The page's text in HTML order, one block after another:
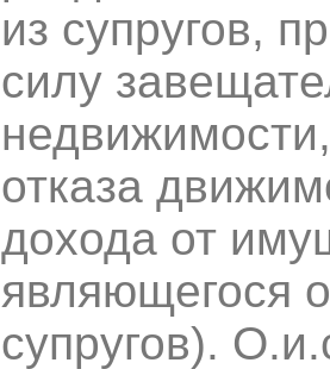
из супругов,
силу
отказа
дохода от
являющегося
супругов).